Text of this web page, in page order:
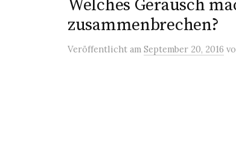
Welches Geräusch
zusammenbrechen?
Veröffentlicht am September 20, 2016